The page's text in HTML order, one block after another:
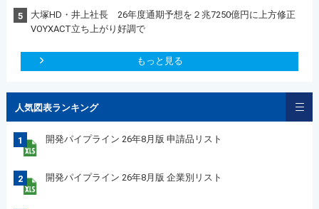
5
大塚HD・井上社長 26年度通期予想を２兆7250億円に上方修正
VOYXACT立ち上がり好調で
もっと見る
人気図表ランキング
1 開発パイプライン 26年8月版 申請品リスト
2 開発パイプライン 26年8月版 企業別リスト